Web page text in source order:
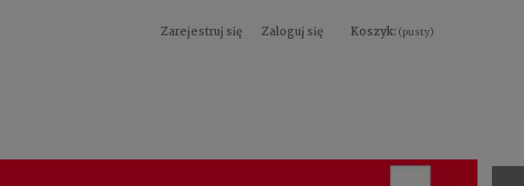
Koszyk: (pusty)
Zarejestruj się Zaloguj się